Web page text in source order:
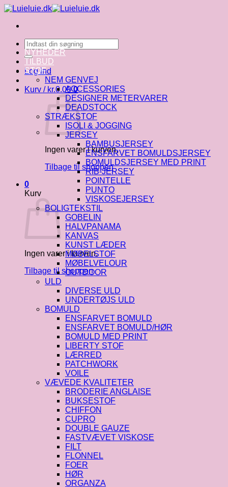
Fortsæt
indhold
Søg
efter:
Log ind
Kurv / kr.0.00 0
Ingen varer i kurven.
Tilbage til shoppen
0
Kurv
Ingen varer i kurven.
Tilbage til shoppen
NYHEDER
TILBUD
STOF
NEM GENVEJ
ACCESSORIES
DESIGNER METERVARER
DEADSTOCK
STRÆKSTOF
ISOLI & JOGGING
JERSEY
BAMBUSJERSEY
ENSFARVET BOMULDSJERSEY
BOMULDSJERSEY MED PRINT
RIB-JERSEY
POINTELLE
PUNTO
VISKOSEJERSEY
BOLIGTEKSTIL
GOBELIN
HALVPANAMA
KANVAS
KUNST LÆDER
MØBELSTOF
MØBELVELOUR
OUTDOOR
ULD
DIVERSE ULD
UNDERTØJS ULD
BOMULD
ENSFARVET BOMULD
ENSFARVET BOMULD/HØR
BOMULD MED PRINT
LIBERTY STOF
LÆRRED
PATCHWORK
VOILE
VÆVEDE KVALITETER
BRODERIE ANGLAISE
BUKSESTOF
CHIFFON
CUPRO
DOUBLE GAUZE
FASTVÆVET VISKOSE
FILT
FLONNEL
FOER
HØR
ORGANZA